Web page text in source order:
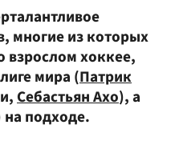
многие из которых
взрослом хоккее,
мира (Патрик
Себастьян Ахо), а
подходе.